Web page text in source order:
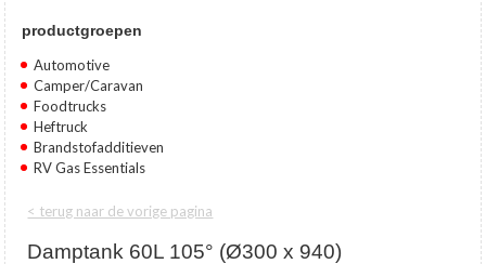
productgroepen
Automotive
Camper/Caravan
Foodtrucks
Heftruck
Brandstofadditieven
RV Gas Essentials
< terug naar de vorige pagina
Damptank 60L 105° (Ø300 x 940)